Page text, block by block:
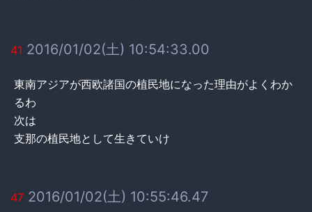
41 2016/01/02(土) 10:54:33.00
東南アジアが西欧諸国の植民地になった理由がよくわか
るわ
次は
支那の植民地として生きていけ
47 2016/01/02(土) 10:55:46.47